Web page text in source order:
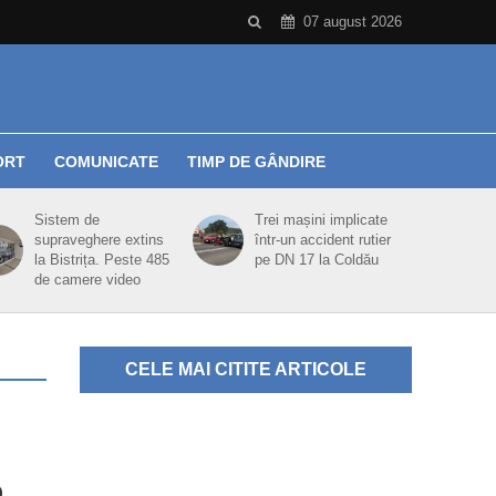
07 august 2026
COMUNICATE TIMP DE GÂNDIRE
Sistem de
supraveghere extins
la Bistrița. Peste 485
de camere video
Trei mașini implicate
într-un accident rutier
pe DN 17 la Coldău
CELE MAI CITITE ARTICOLE